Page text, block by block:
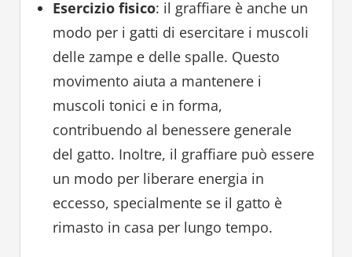
Esercizio fisico: il graffiare è anche un
modo per i gatti di esercitare i muscoli
delle zampe e delle spalle. Questo
movimento aiuta a mantenere i
muscoli tonici e in forma,
contribuendo al benessere generale
del gatto. Inoltre, il graffiare può essere
un modo per liberare energia in
eccesso, specialmente se il gatto è
rimasto in casa per lungo tempo.